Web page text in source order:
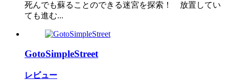
死んでも蘇ることのできる迷宮を探索！ 放置してい
ても進む...
GotoSimpleStreet
レビュー